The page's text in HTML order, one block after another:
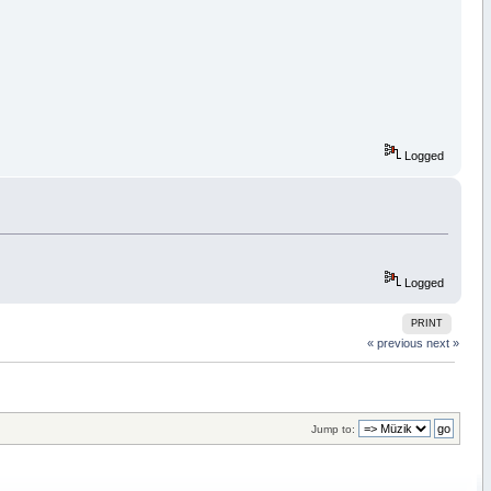
Logged
Logged
PRINT
« previous next »
Jump to: